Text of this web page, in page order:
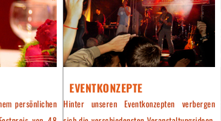
persönlichen
EVENTKONZEPTE
Hinter unseren Eventkonzepten verbergen